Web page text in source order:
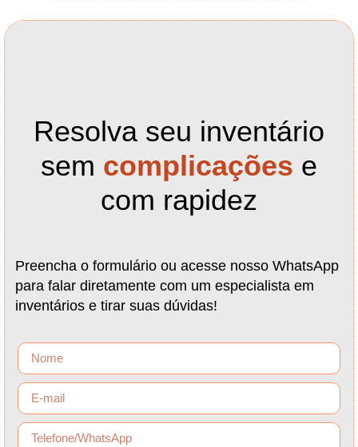
Resolva seu inventário
sem complicações e
com rapidez
Preencha o formulário ou acesse nosso WhatsApp
para falar diretamente com um especialista em
inventários e tirar suas dúvidas!